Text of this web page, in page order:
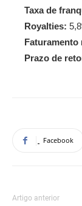
Taxa de
Royalties:
Faturamento
Prazo de
Facebook
Artigo anterior